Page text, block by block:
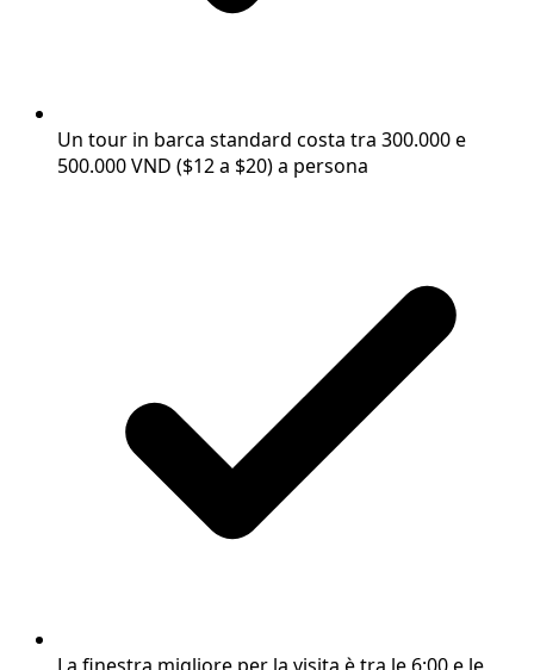
Un tour in barca standard costa tra 300.000 e
500.000 VND ($12 a $20) a persona